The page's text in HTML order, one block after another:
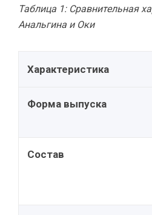
Таблица 1: Сравнительная
Анальгина и Оки
Характеристика
Форма выпуска
Состав